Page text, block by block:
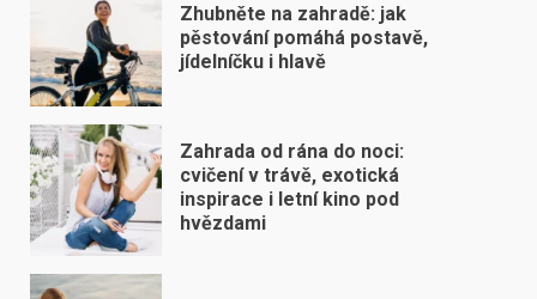
Zhubněte na zahradě: jak
pěstování pomáhá postavě,
jídelníčku i hlavě
Zahrada od rána do noci:
cvičení v trávě, exotická
inspirace i letní kino pod
hvězdami